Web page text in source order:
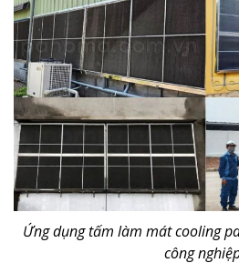
Ứng dụng tấm làm mát cooling
công